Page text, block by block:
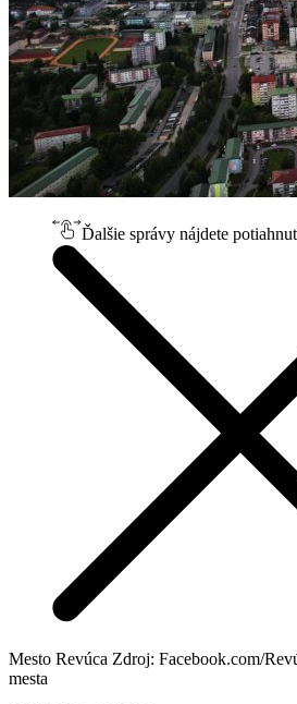
Ďalšie správy nájdete
Mesto Revúca Zdroj: Facebook.com/
mesta